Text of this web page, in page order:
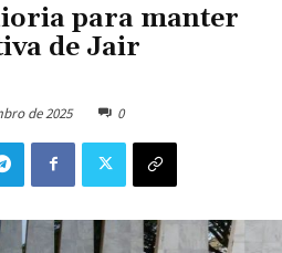
para manter
de Jair
de 2025 0